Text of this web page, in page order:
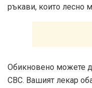
ръкави, които лесно
Обикновено можете
CBC. Вашият лекар